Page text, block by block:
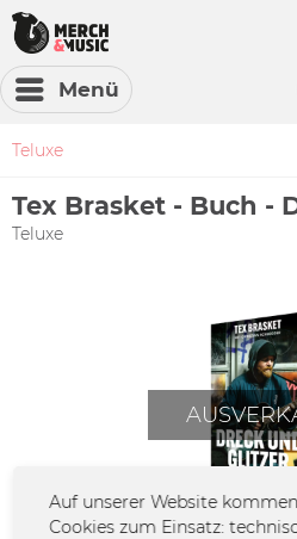
Menü
Teluxe
Tex Brasket - Buch -
Teluxe
Auf unserer Website
Cookies zum Einsatz: